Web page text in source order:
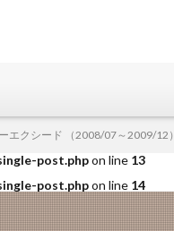
post.phpon line12
post.phpon line 13
post.phpon line 14
クシード （2008/07～2009/12）